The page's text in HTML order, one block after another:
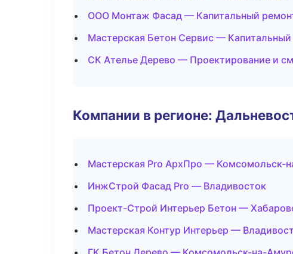
ООО Монтаж Фасад — Капитальный
Мастерская Бетон Сервис —
СК Ателье Дерево — Проектирование и
Компании в регионе:
Мастерская Pro АрхПро — Комсомольск-
ИнжСтрой Фасад Pro — Владивосток
Проект-Строй Интерьер Бетон —
Мастерская Контур Интерьер —